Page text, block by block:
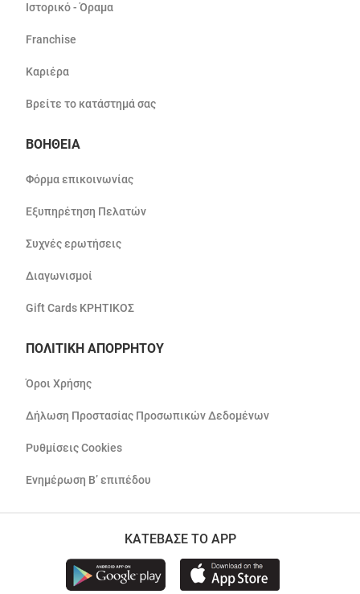
Ιστορικό - Όραμα
Franchise
Καριέρα
Βρείτε το κατάστημά σας
ΒΟΗΘΕΙΑ
Φόρμα επικοινωνίας
Εξυπηρέτηση Πελατών
Συχνές ερωτήσεις
Διαγωνισμοί
Gift Cards ΚΡΗΤΙΚΟΣ
ΠΟΛΙΤΙΚΗ ΑΠΟΡΡΗΤΟΥ
Όροι Χρήσης
Δήλωση Προστασίας Προσωπικών Δεδομένων
Ρυθμίσεις Cookies
Ενημέρωση Β’ επιπέδου
ΚΑΤΕΒΑΣΕ ΤΟ APP